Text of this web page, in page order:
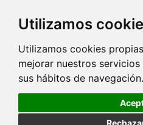
Utilizamos
Utilizamos cookies
mejorar nuestros
sus hábitos de navegación.
Av. Monforte de Lemos, 3-5.